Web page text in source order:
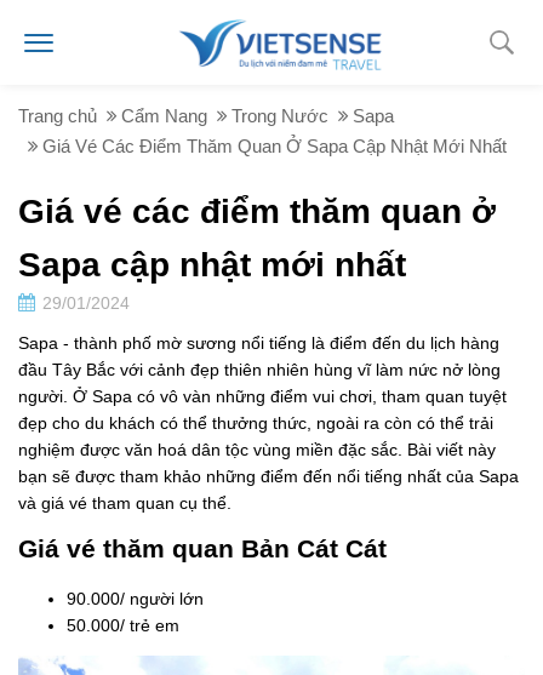
Trang chủ Cẩm Nang Trong Nước
Sapa
Giá Vé Các Điểm Thăm Quan Ở Sapa Cập Nhật Mới Nhất
Giá vé các điểm thăm quan ở
Sapa cập nhật mới nhất
29/01/2024
Sapa - thành phố mờ sương nổi tiếng là điểm đến du lịch hàng
đầu Tây Bắc với cảnh đẹp thiên nhiên hùng vĩ làm nức nở lòng
người. Ở Sapa có vô vàn những điểm vui chơi, tham quan tuyệt
đẹp cho du khách có thể thưởng thức, ngoài ra còn có thể trải
nghiệm được văn hoá dân tộc vùng miền đặc sắc. Bài viết này
bạn sẽ được tham khảo những điểm đến nổi tiếng nhất của Sapa
và giá vé tham quan cụ thể.
Giá vé thăm quan Bản Cát Cát
90.000/ người lớn
50.000/ trẻ em